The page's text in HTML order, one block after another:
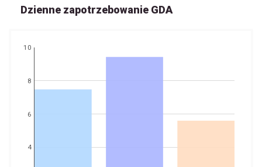
Dzienne zapotrzebowanie GDA
4
6
8
10